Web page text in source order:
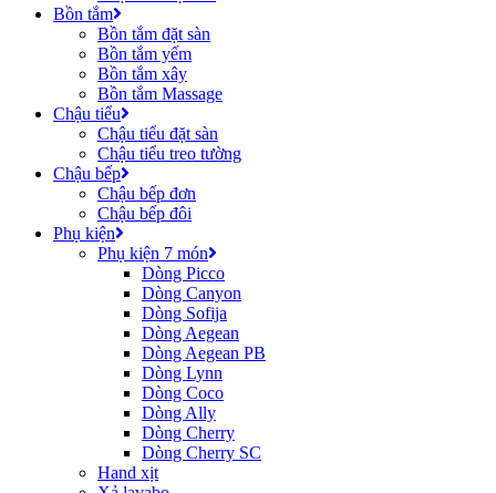
Bồn tắm
Bồn tắm đặt sàn
Bồn tắm yếm
Bồn tắm xây
Bồn tắm Massage
Chậu tiểu
Chậu tiểu đặt sàn
Chậu tiểu treo tường
Chậu bếp
Chậu bếp đơn
Chậu bếp đôi
Phụ kiện
Phụ kiện 7 món
Dòng Picco
Dòng Canyon
Dòng Sofija
Dòng Aegean
Dòng Aegean PB
Dòng Lynn
Dòng Coco
Dòng Ally
Dòng Cherry
Dòng Cherry SC
Hand xịt